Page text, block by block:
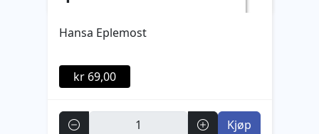
Hansa Eplemost
kr 69,00
Antall Kjøp